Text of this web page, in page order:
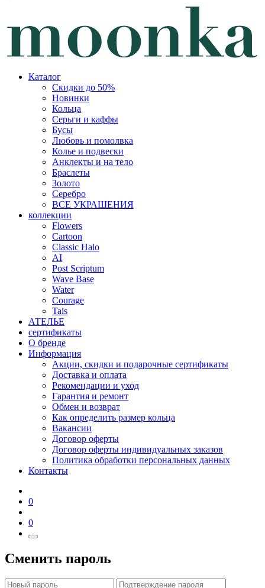
Каталог
Скидки до 50%
Новинки
Кольца
Серьги и каффы
Бусы
Любовь и помолвка
Колье и подвески
Анклекты и на тело
Браслеты
Золото
Серебро
ВСЕ УКРАШЕНИЯ
коллекции
Flowers
Cartoon
Classic Halo
AI
Post Scriptum
Wave Base
Water
Courage
Tais
АТЕЛЬЕ
сертификаты
О бренде
Информация
Акции, скидки и подарочные сертификаты
Доставка и оплата
Рекомендации и уход
Гарантия и ремонт
Обмен и возврат
Как определить размер кольца
Вакансии
Договор оферты
Договор оферты индивидуальных заказов
Политика обработки персональных данных
Контакты
0
0
Сменить пароль